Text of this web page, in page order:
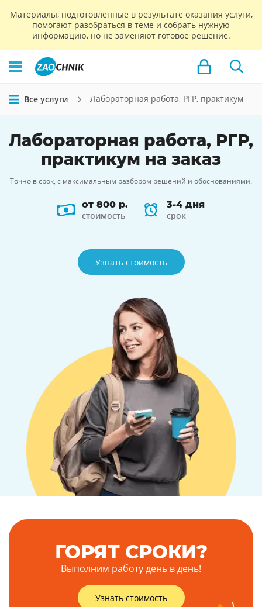
Материалы, подготовленные в результате оказания услуги,
помогают разобраться в теме и собрать нужную
информацию, но не заменяют готовое решение.
Все услуги Лабораторная работа, РГР, практикум
Лабораторная работа, РГР,
практикум на заказ
Точно в срок, с максимальным разбором решений и обоснованиями.
от 800 р.
стоимость
3-4 дня
срок
Узнать стоимость
ГОРЯТ СРОКИ?
Выполним работу день в день!
Узнать стоимость